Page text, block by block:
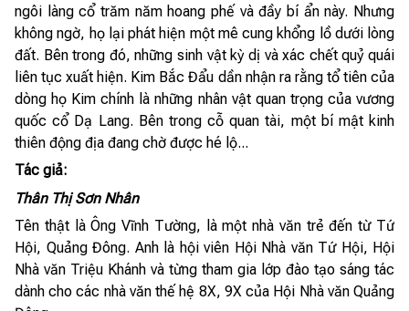
ngôi làng cổ trăm năm hoang phế và đầy bí ẩn này. Nhưng
không ngờ, họ lại phát hiện một mê cung khổng lồ dưới lòng
đất. Bên trong đó, những sinh vật kỳ dị và xác chết quỷ quái
liên tục xuất hiện. Kim Bắc Đẩu dần nhận ra rằng tổ tiên của
dòng họ Kim chính là những nhân vật quan trọng của vương
quốc cổ Dạ Lang. Bên trong cỗ quan tài, một bí mật kinh
thiên động địa đang chờ được hé lộ...
Tác giả:
Thân Thị Sơn Nhân
Tên thật là Ông Vĩnh Tường, là một nhà văn trẻ đến từ Tứ
Hội, Quảng Đông. Anh là hội viên Hội Nhà văn Tứ Hội, Hội
Nhà văn Triệu Khánh và từng tham gia lớp đào tạo sáng tác
dành cho các nhà văn thế hệ 8X, 9X của Hội Nhà văn Quảng